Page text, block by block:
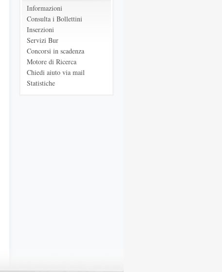
Informazioni
Consulta i Bollettini
Inserzioni
Servizi Bur
Concorsi in scadenza
Motore di Ricerca
Chiedi aiuto via mail
Statistiche